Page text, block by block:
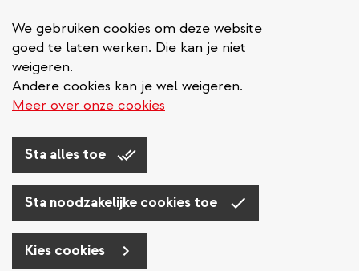
We gebruiken cookies om deze website
goed te laten werken. Die kan je niet
weigeren.
Andere cookies kan je wel weigeren.
Meer over onze cookies
Sta alles toe
Sta noodzakelijke cookies toe
Kies cookies